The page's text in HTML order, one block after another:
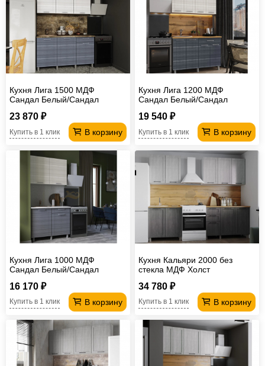
Кухня Лига 1500 МДФ
Сандал Белый/Сандал
23 870 ₽
В корзину
Купить в 1 клик
Кухня Лига 1200 МДФ
Сандал Белый/Сандал
19 540 ₽
В корзину
Купить в 1 клик
Кухня Лига 1000 МДФ
Сандал Белый/Сандал
16 170 ₽
В корзину
Купить в 1 клик
Кухня Кальяри 2000 без
стекла МДФ Холст
столешницы
34 780 ₽
В корзину
Купить в 1 клик